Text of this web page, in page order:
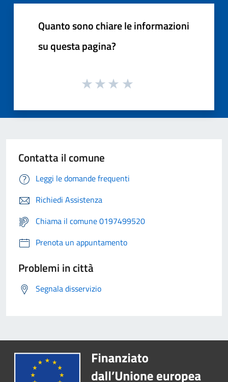
Quanto sono chiare le informazioni
su questa pagina?
Contatta il comune
Leggi le domande frequenti
Richiedi Assistenza
Chiama il comune 0197499520
Prenota un appuntamento
Problemi in città
Segnala disservizio